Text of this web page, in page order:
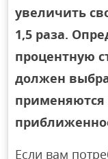
увеличить
1,5 раза.
процентную
должен
Если вам